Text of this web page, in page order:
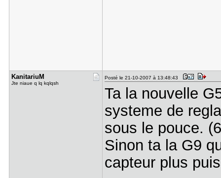
KanitariuM
Jte niaue q lq kqlqsh
Posté le 21-10-2007 à 13:48:43
Ta la nouvelle
systeme de
sous le pouce.
Sinon ta la G9
capteur plus